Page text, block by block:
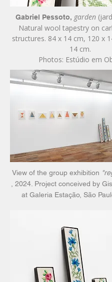
Gabriel Pessoto, garden
Natural wool tapestry on
structures. 84 x 14 cm, 120 x
14 cm.
Photos: Estúdio em
View of the group exhibition
, 2024. Project conceived by
at Galeria Estação, São